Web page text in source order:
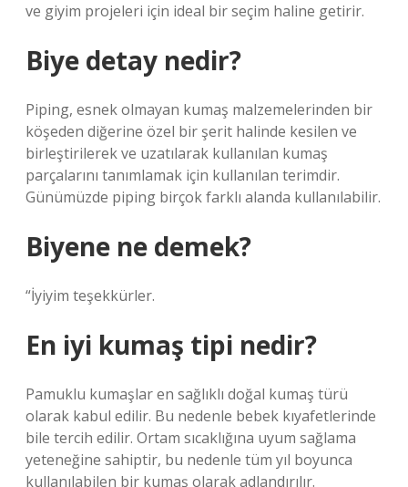
ve giyim projeleri için ideal bir seçim haline getirir.
Biye detay nedir?
Piping, esnek olmayan kumaş malzemelerinden bir
köşeden diğerine özel bir şerit halinde kesilen ve
birleştirilerek ve uzatılarak kullanılan kumaş
parçalarını tanımlamak için kullanılan terimdir.
Günümüzde piping birçok farklı alanda kullanılabilir.
Biyene ne demek?
“İyiyim teşekkürler.
En iyi kumaş tipi nedir?
Pamuklu kumaşlar en sağlıklı doğal kumaş türü
olarak kabul edilir. Bu nedenle bebek kıyafetlerinde
bile tercih edilir. Ortam sıcaklığına uyum sağlama
yeteneğine sahiptir, bu nedenle tüm yıl boyunca
kullanılabilen bir kumaş olarak adlandırılır.